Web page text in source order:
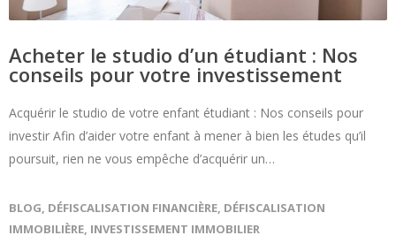
Acheter le studio d’un étudiant : Nos
conseils pour votre investissement
Acquérir le studio de votre enfant étudiant : Nos conseils pour
investir Afin d’aider votre enfant à mener à bien les études qu’il
poursuit, rien ne vous empêche d’acquérir un…
BLOG, DÉFISCALISATION FINANCIÈRE, DÉFISCALISATION
IMMOBILIÈRE, INVESTISSEMENT IMMOBILIER